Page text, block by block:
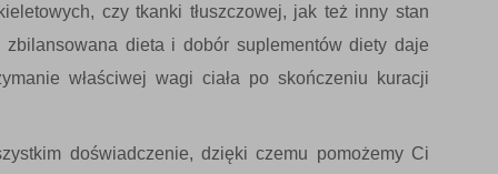
czy tkanki tłuszczowej, jak też inny stan
dieta i dobór suplementów diety daje
właściwej wagi ciała po skończeniu kuracji
doświadczenie, dzięki czemu pomożemy Ci